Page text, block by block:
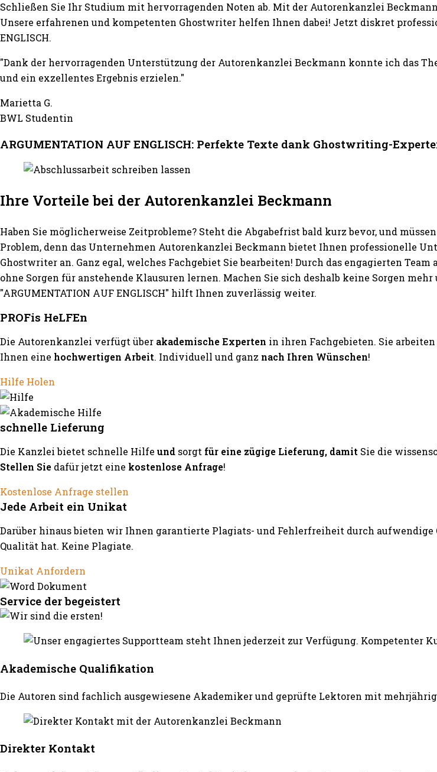
Schließen Sie Ihr Studium mit hervorragenden Noten ab. Mit der Autorenkanzlei
Unsere erfahrenen und kompetenten Ghostwriter helfen Ihnen dabei! Jetzt diskret
ENGLISCH.
"Dank der hervorragenden Unterstützung der Autorenkanzlei Beckmann konnte ich das
und ein exzellentes Ergebnis erzielen."
Marietta G.
BWL Studentin
ARGUMENTATION AUF ENGLISCH: Perfekte Texte dank Ghostwriting-
Ihre Vorteile bei der Autorenkanzlei Beckmann
Haben Sie möglicherweise Zeitprobleme? Steht die Abgabefrist bald kurz bevor, und
Problem, denn das Unternehmen Autorenkanzlei Beckmann bietet Ihnen professionelle
Ghostwriter an. Ganz egal, welches Fachgebiet Sie bearbeiten! Durch das engagierten
ohne Sorgen für anstehende Klausuren lernen. Machen Sie sich deshalb keine Sorgen
"ARGUMENTATION AUF ENGLISCH" hilft Ihnen zuverlässig weiter.
PROFis HeLFEn
Die Autorenkanzlei verfügt über akademische Experten in ihren Fachgebieten. Sie
Ihnen eine hochwertigen Arbeit. Individuell und ganz nach Ihren Wünschen!
Hilfe Holen
schnelle Lieferung
Die Kanzlei bietet schnelle Hilfe und sorgt für eine zügige Lieferung, damit Sie die
Stellen Sie dafür jetzt eine kostenlose Anfrage!
Kostenlose Anfrage stellen
Jede Arbeit ein Unikat
Darüber hinaus bieten wir Ihnen garantierte Plagiats- und Fehlerfreiheit durch
Qualität hat. Keine Plagiate.
Unikat Anfordern
Service der begeistert
Akademische Qualifikation
Die Autoren sind fachlich ausgewiesene Akademiker und geprüfte Lektoren mit
Direkter Kontakt